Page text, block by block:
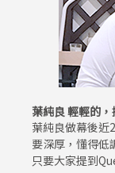
葉純良 輕輕的
葉純良做幕後近
要深厚，懂得低
只要大家提到